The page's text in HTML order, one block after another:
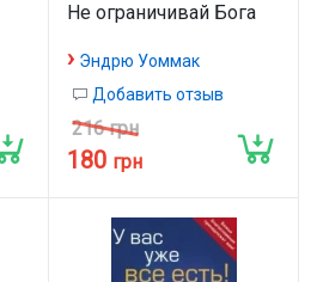
Не ограничивай Бога
› Эндрю Уоммак
Добавить отзыв
216 грн
180 грн